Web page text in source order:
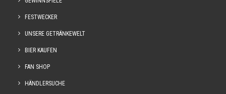
FESTWECKER
UNSERE GETRÄNKEWELT
BIER KAUFEN
FAN SHOP
HÄNDLERSUCHE